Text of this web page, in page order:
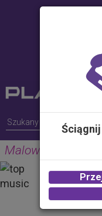
celu
Malowana Lala
JORRGUS
2.00 zł -